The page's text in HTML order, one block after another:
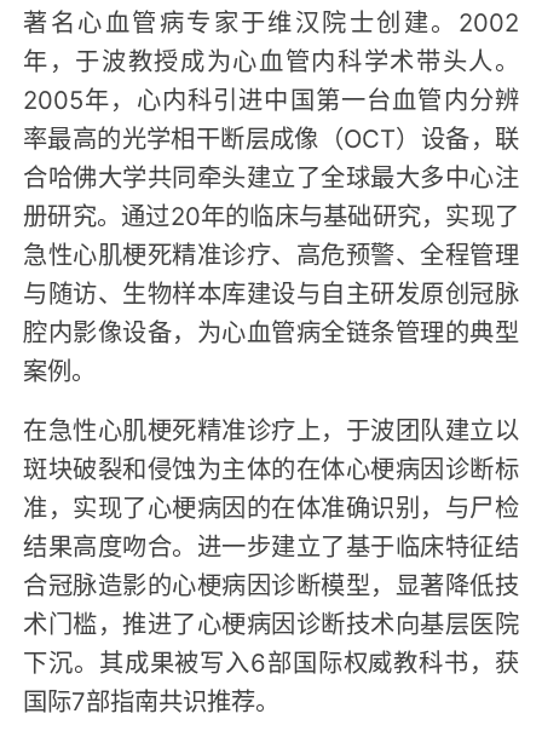
著名心血管病专家于维汉院士创建。2002
年，于波教授成为心血管内科学术带头人。
2005年，心内科引进中国第一台血管内分辨
率最高的光学相干断层成像（OCT）设备，联
合哈佛大学共同牵头建立了全球最大多中心注
册研究。通过20年的临床与基础研究，实现了
急性心肌梗死精准诊疗、高危预警、全程管理
与随访、生物样本库建设与自主研发原创冠脉
腔内影像设备，为心血管病全链条管理的典型
案例。
在急性心肌梗死精准诊疗上，于波团队建立以
斑块破裂和侵蚀为主体的在体心梗病因诊断标
准，实现了心梗病因的在体准确识别，与尸检
结果高度吻合。进一步建立了基于临床特征结
合冠脉造影的心梗病因诊断模型，显著降低技
术门槛，推进了心梗病因诊断技术向基层医院
下沉。其成果被写入6部国际权威教科书，获
国际7部指南共识推荐。